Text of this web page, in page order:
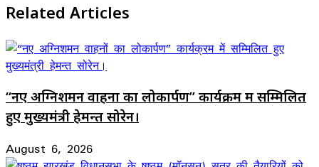
Related Articles
“नए अग्निशमन वाहनों का लोकार्पण” कार्यक्रम में सम्मिलित
हुए मुख्यमंत्री हेमन्त सोरेन।
August 6, 2026